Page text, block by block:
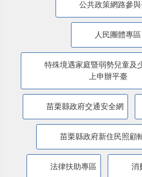
公共政策網路參
人民團體專區
特殊境遇家庭暨弱勢兒童及
上申辦平臺
苗栗縣政府交通安全網
苗栗縣政府新住民照顧
法律扶助專區 消